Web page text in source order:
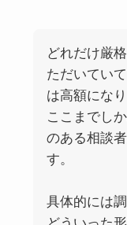
どれだけ厳
ただいてい
は高額にな
ここまでし
のある相談
す。
具体的には